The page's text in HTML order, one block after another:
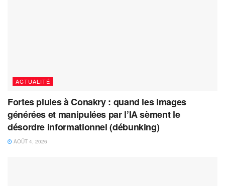
ACTUALITÉ
Fortes pluies à Conakry : quand les images
générées et manipulées par l’IA sèment le
désordre informationnel (débunking)
AOÛT 4, 2026